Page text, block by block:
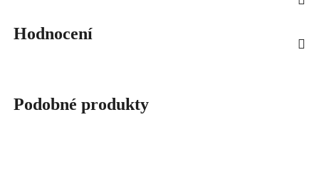
Hodnocení
Podobné produkty